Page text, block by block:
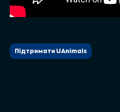
Підтримати UAnimals